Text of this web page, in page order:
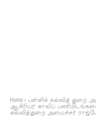
Home பள்ளிக் கல்வித் துறை
ஆசிரியர் காலிப்
கல்வித்துறை அமைச்சர்